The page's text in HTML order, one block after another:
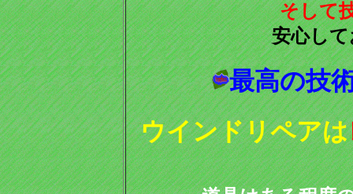
そして
安心し
最高の技
ウインドリペアは